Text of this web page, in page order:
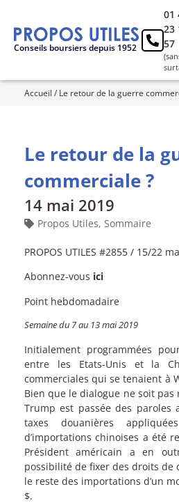
Conseils boursiers depuis 1952
01
23
57
Accueil / Le retour de la guerre
Le retour de la
commerciale ?
14 mai 2019
Propos Utiles, Sommaire
PROPOS UTILES #2855 / 15/22
Abonnez-vous ici
Point hebdomadaire
Semaine du 7 au 13 mai 2019
Initialement programmées
entre les Etats-Unis et la
commerciales qui se tenaient à
Bien que le dialogue ne soit pas
Trump est passée des paroles
taxes douanières
d’importations chinoises a été
Président américain a en
possibilité de fixer des droits de
le reste des importations d’un
$.